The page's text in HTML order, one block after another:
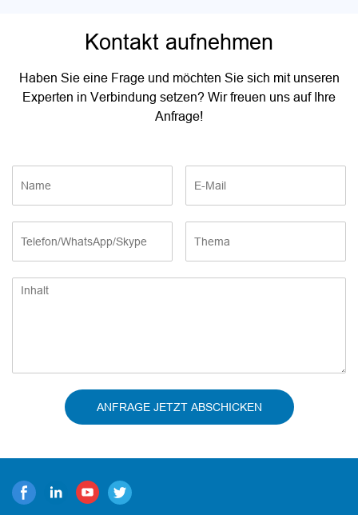
Kontakt aufnehmen
Haben Sie eine Frage und möchten Sie sich mit unseren
Experten in Verbindung setzen? Wir freuen uns auf Ihre
Anfrage!
ANFRAGE JETZT ABSCHICKEN